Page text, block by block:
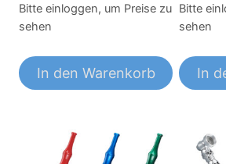
Bitte einloggen, um Preise zu
sehen
In den Warenkorb
Bitte
sehen
In